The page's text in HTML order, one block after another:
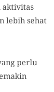
aktivitas
lebih sehat
perlu